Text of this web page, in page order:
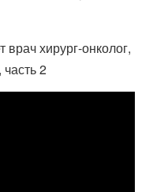
хирург-онколог,
2